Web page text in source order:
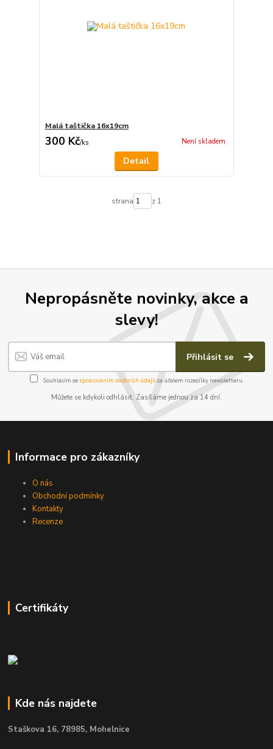
Malá taštička 16x19cm
300 Kč/ks Není skladem
Detail
strana z 1
Nepropásněte novinky, akce a
slevy!
Přihlásit se
Souhlasím se zpracováním osobních údajůza účelem rozesílky newsletteru.
Můžete se kdykoli odhlásit. Zasíláme jednou za 14 dní.
Informace pro zákazníky
O nás
Obchodní podmínky
Kontakty
Recenze
Certifikáty
Kde nás najdete
Staškova 16, 78985, Mohelnice